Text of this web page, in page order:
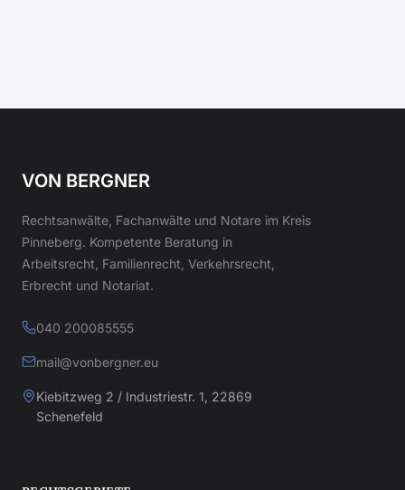
VON BERGNER
Rechtsanwälte, Fachanwälte und Notare im Kreis
Pinneberg. Kompetente Beratung in
Arbeitsrecht, Familienrecht, Verkehrsrecht,
Erbrecht und Notariat.
040 200085555
mail@vonbergner.eu
Kiebitzweg 2 / Industriestr. 1, 22869
Schenefeld